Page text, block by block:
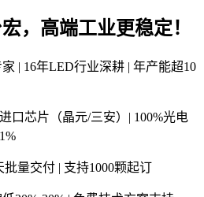
，高端工业更稳定！
| 16年LED行业深耕 | 年产能超10
口芯片（晶元/三安）| 100%光电
批量交付 | 支持1000颗起订